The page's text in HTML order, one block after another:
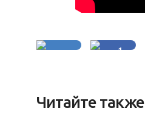
1
Читайте также